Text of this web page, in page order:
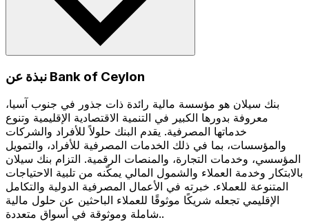
نبذة عن Bank of Ceylon
بنك سيلان هو مؤسسة مالية رائدة ذات جذور في جنوب آسيا،
معروفة بدورها الكبير في التنمية الاقتصادية الإقليمية وتنوع
خدماتها المصرفية. يقدم البنك حلولاً للأفراد والشركات
والمؤسسات، بما في ذلك الخدمات المصرفية للأفراد، والتمويل
المؤسسي، وخدمات التجارة، والمنصات الرقمية. التزام بنك سيلان
بالابتكار وخدمة العملاء والشمول المالي يمكّنه من تلبية الاحتياجات
المتنوعة للعملاء. خبرته في الأعمال المصرفية الدولية والتكامل
الإقليمي تجعله شريكًا موثوقًا للعملاء الباحثين عن حلول مالية
شاملة وموثوقة في أسواق متعددة..